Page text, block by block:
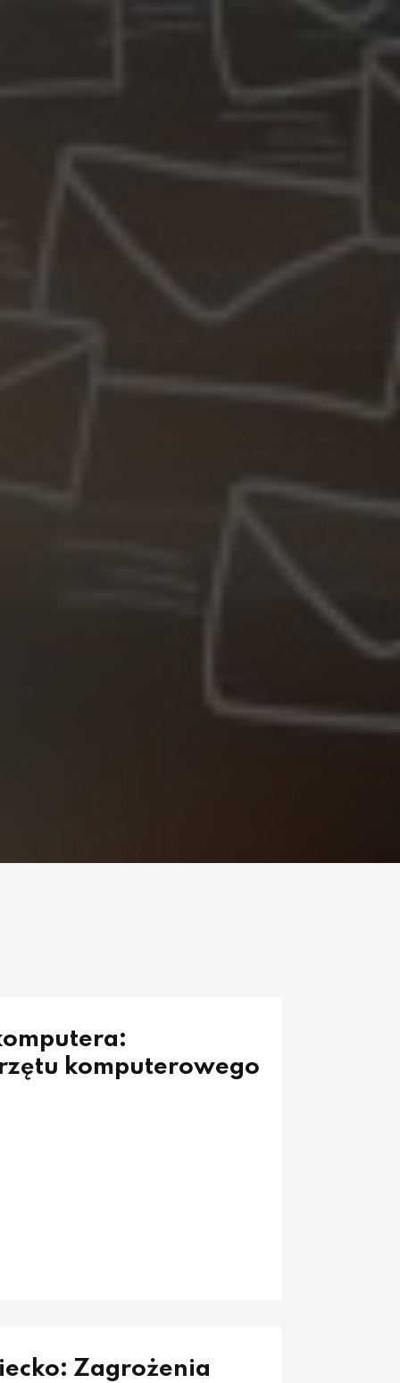
komputerowego
Zagrożenia